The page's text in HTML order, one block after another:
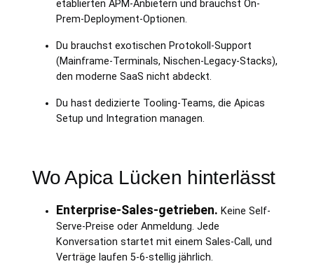
etablierten APM-Anbietern und brauchst On-
Prem-Deployment-Optionen.
Du brauchst exotischen Protokoll-Support
(Mainframe-Terminals, Nischen-Legacy-Stacks),
den moderne SaaS nicht abdeckt.
Du hast dedizierte Tooling-Teams, die Apicas
Setup und Integration managen.
Wo Apica Lücken hinterlässt
Enterprise-Sales-getrieben. Keine Self-
Serve-Preise oder Anmeldung. Jede
Konversation startet mit einem Sales-Call, und
Verträge laufen 5-6-stellig jährlich.